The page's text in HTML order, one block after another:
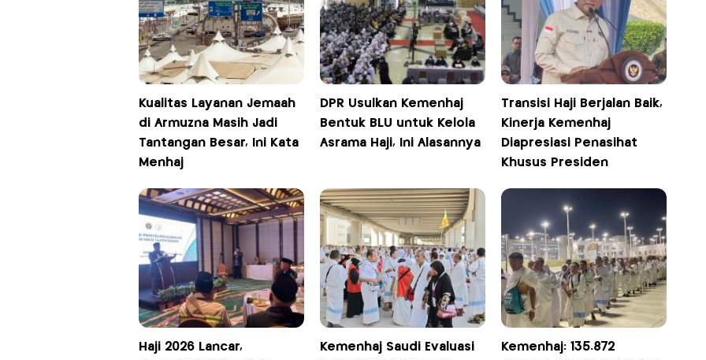
Kualitas Layanan Jemaah
di Armuzna Masih Jadi
Tantangan Besar, Ini Kata
Menhaj
DPR Usulkan Kemenhaj
Bentuk BLU untuk Kelola
Asrama Haji, Ini Alasannya
Transisi Haji Berjalan Baik,
Kinerja Kemenhaj
Diapresiasi Penasihat
Khusus Presiden
Haji 2026 Lancar,
Kemenhaj Saudi Evaluasi
Kemenhaj: 135.872